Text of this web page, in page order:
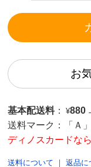
お
基本配送料 ： ¥880
送料マーク：
「Ａ」
ディノスカードな
送料について ｜返品に